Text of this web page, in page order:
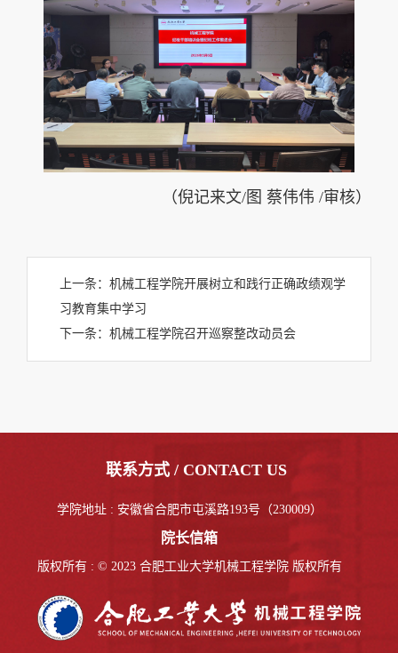
（倪记来文/图 蔡伟伟 /审核）
上一条： 机械工程学院开展树立和践行正确政绩观学
习教育集中学习
下一条： 机械工程学院召开巡察整改动员会
联系方式 / CONTACT US
学院地址 : 安徽省合肥市屯溪路193号（230009）
院长信箱
版权所有 : © 2023 合肥工业大学机械工程学院 版权所有